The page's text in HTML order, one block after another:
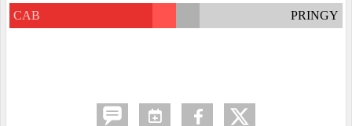
CAB PRINGY